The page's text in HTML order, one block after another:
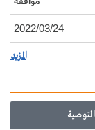
2022/03/24
المزيد
التوصية